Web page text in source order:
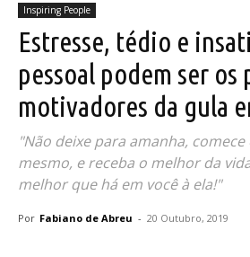
Inspiring People
Estresse, tédio e
pessoal podem ser
motivadores da gula
"Não deixe para amanha,
mesmo, e receba o melhor da
melhor que há em você à ela!"
Por Fabiano de Abreu - 20 Outubro, 2019